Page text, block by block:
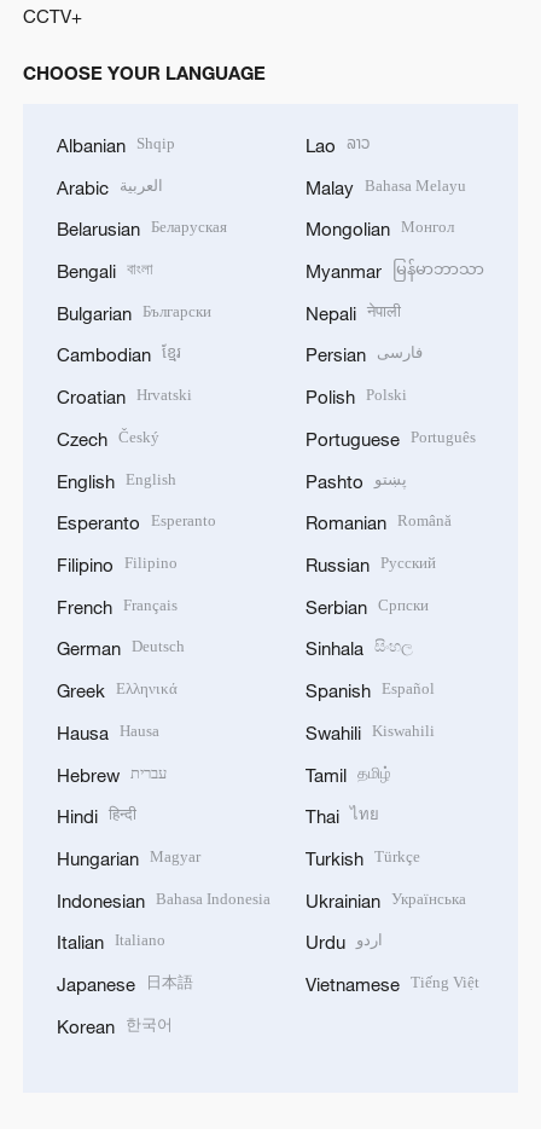
CCTV+
CHOOSE YOUR LANGUAGE
Albanian Shqip
Arabic العربية
Belarusian Беларуская
Bengali বাংলা
Bulgarian Български
Cambodian ខ្មែរ
Croatian Hrvatski
Czech Český
English English
Esperanto Esperanto
Filipino Filipino
French Français
German Deutsch
Greek Ελληνικά
Hausa Hausa
Hebrew עברית
Hindi हिन्दी
Hungarian Magyar
Indonesian Bahasa Indonesia
Italian Italiano
Japanese 日本語
Korean 한국어
Lao ລາວ
Malay Bahasa Melayu
Mongolian Монгол
Myanmar မြန်မာဘာသာ
Nepali नेपाली
Persian فارسی
Polish Polski
Portuguese Português
Pashto پښتو
Romanian Română
Russian Русский
Serbian Српски
Sinhala සිංහල
Spanish Español
Swahili Kiswahili
Tamil தமிழ்
Thai ไทย
Turkish Türkçe
Ukrainian Українська
Urdu اردو
Vietnamese Tiếng Việt